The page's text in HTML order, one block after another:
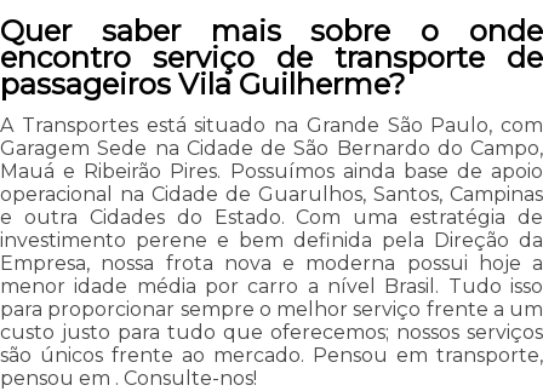
Quer saber mais sobre o onde
encontro serviço de transporte de
passageiros Vila Guilherme?
A Transportes está situado na Grande São Paulo, com
Garagem Sede na Cidade de São Bernardo do Campo,
Mauá e Ribeirão Pires. Possuímos ainda base de apoio
operacional na Cidade de Guarulhos, Santos, Campinas
e outra Cidades do Estado. Com uma estratégia de
investimento perene e bem definida pela Direção da
Empresa, nossa frota nova e moderna possui hoje a
menor idade média por carro a nível Brasil. Tudo isso
para proporcionar sempre o melhor serviço frente a um
custo justo para tudo que oferecemos; nossos serviços
são únicos frente ao mercado. Pensou em transporte,
pensou em . Consulte-nos!